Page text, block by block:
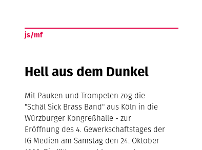
MACHEN
MEDIEN
js/mf
Hell aus dem Dunkel
Mit Pauken und Trompeten zog die
"Schäl Sick Brass Band" aus Köln in die
Würzburger Kongreßhalle - zur
Eröffnung des 4. Gewerkschaftstages der
IG Medien am Samstag den 24. Oktober